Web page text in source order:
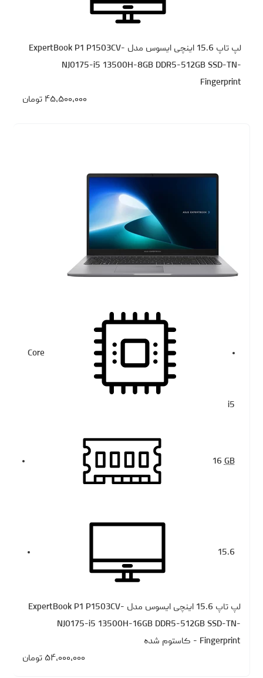
لپ تاپ 15.6 اینچی ایسوس مدل ExpertBook P1 P1503CV-
NJ0175-i5 13500H-8GB DDR5-512GB SSD-TN-
Fingerprint
۴۵،۵۰۰،۰۰۰ تومان
Core
i5
16GB
15.6
لپ تاپ 15.6 اینچی ایسوس مدل ExpertBook P1 P1503CV-
NJ0175-i5 13500H-16GB DDR5-512GB SSD-TN-
Fingerprint - کاستوم شده
۵۴،۰۰۰،۰۰۰ تومان